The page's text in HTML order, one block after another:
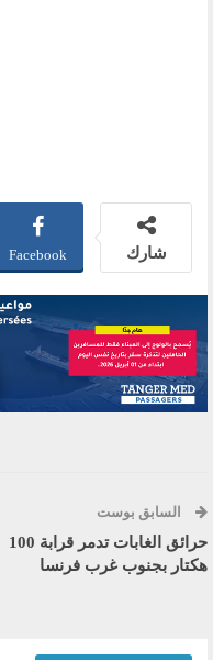
شارك Facebook
السابق بوست
حرائق الغابات تدمر قرابة 100
هكتار بجنوب غرب فرنسا